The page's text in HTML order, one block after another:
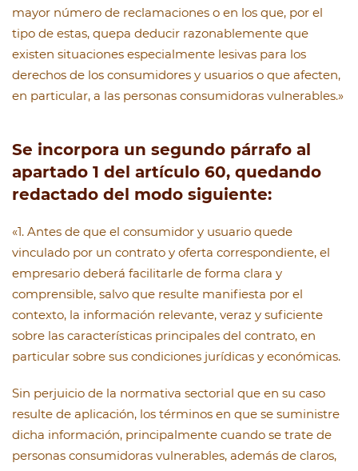
mayor número de reclamaciones o en los que, por el
tipo de estas, quepa deducir razonablemente que
existen situaciones especialmente lesivas para los
derechos de los consumidores y usuarios o que afecten,
en particular, a las personas consumidoras vulnerables.»
Se incorpora un segundo párrafo al
apartado 1 del artículo 60, quedando
redactado del modo siguiente:
«1. Antes de que el consumidor y usuario quede
vinculado por un contrato y oferta correspondiente, el
empresario deberá facilitarle de forma clara y
comprensible, salvo que resulte manifiesta por el
contexto, la información relevante, veraz y suficiente
sobre las características principales del contrato, en
particular sobre sus condiciones jurídicas y económicas.
Sin perjuicio de la normativa sectorial que en su caso
resulte de aplicación, los términos en que se suministre
dicha información, principalmente cuando se trate de
personas consumidoras vulnerables, además de claros,